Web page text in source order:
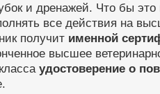
и дренажей. Что бы
все действия на
получит именной
высшее
удостоверение о